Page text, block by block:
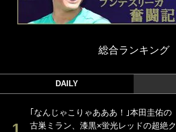
総合ランキング
DAILY
｢なんじゃこりゃあああ！｣本田圭佑の
古巣ミラン、漆黒×蛍光レッドの超絶ク